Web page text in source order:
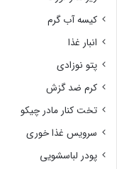
کیسه آب گرم
انبار غذا
پتو نوزادی
کرم ضد گزش
تخت کنار مادر چیکو
سرویس غذا خوری
پودر لباسشویی